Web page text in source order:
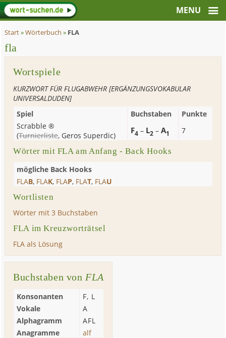
Start»Wörterbuch » FLA
fla
Wortspiele
KURZWORT FÜR FLUGABWEHR [ERGÄNZUNGSVOKABULAR
UNIVERSALDUDEN]
Spiel
Buchstaben
Punkte
Scrabble ®
(Turnierliste, Geros Superdic) F4 – L2 –A1 7
Wörter mit FLA am Anfang - Back Hooks
mögliche Back Hooks
FLAB, FLAK, FLAP, FLAT, FLAU
Wortlisten
Wörter mit 3 Buchstaben
FLA im Kreuzworträtsel
FLA als Lösung
Buchstaben von FLA
Konsonanten F, L
Vokale
A
Alphagramm
AFL
Anagramme
alf